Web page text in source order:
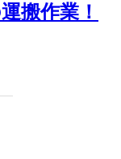
搬作業！